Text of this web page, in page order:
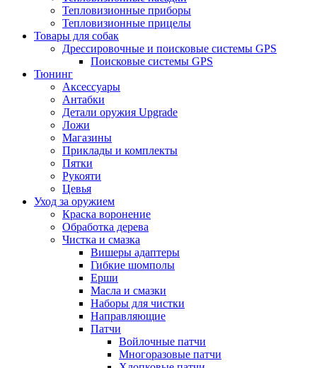
Тепловизионные приборы
Тепловизионные прицелы
Товары для собак
Дрессировочные и поисковые системы GPS
Поисковые системы GPS
Тюнинг
Аксессуары
Антабки
Детали оружия Upgrade
Ложи
Магазины
Приклады и комплекты
Пятки
Рукояти
Цевья
Уход за оружием
Краска воронение
Обработка дерева
Чистка и смазка
Вишеры адаптеры
Гибкие шомполы
Ерши
Масла и смазки
Наборы для чистки
Направляющие
Патчи
Войлочные патчи
Многоразовые патчи